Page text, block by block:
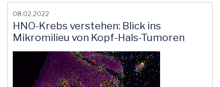
08.02.2022
HNO-Krebs verstehen: Blick ins
Mikromilieu von Kopf-Hals-Tumoren